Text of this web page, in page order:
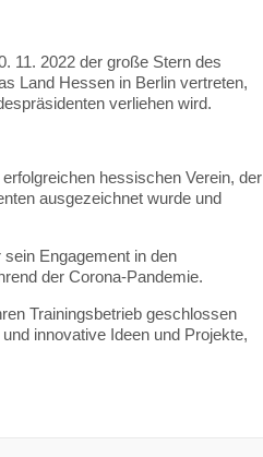
11. 2022 der große Stern des
Land Hessen in Berlin vertreten,
verliehen wird.
hessischen Verein, der
ausgezeichnet wurde und
Engagement in den
der Corona-Pandemie.
Trainingsbetrieb geschlossen
innovative Ideen und Projekte,